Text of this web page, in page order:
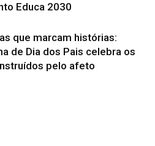
Educa 2030
que marcam histórias:
de Dia dos Pais celebra os
pelo afeto